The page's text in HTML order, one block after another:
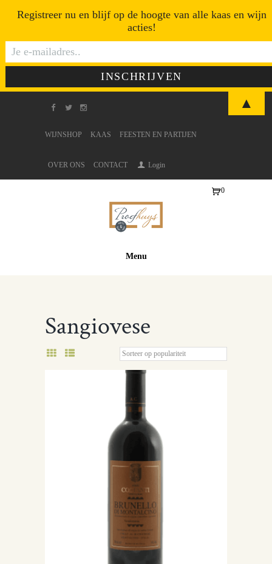
WIJNSHOP KAAS FEESTEN EN PARTIJEN
OVER ONS CONTACT Login
Menu
0
Sangiovese
Registreer nu en blijf op de hoogte van alle kaas en wijn
acties!
▲